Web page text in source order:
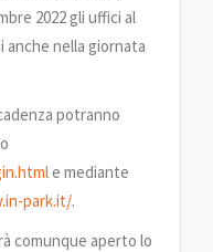
2022 gli uffici al
anche nella giornata
potranno
e mediante
park.it/.‍
comunque aperto lo